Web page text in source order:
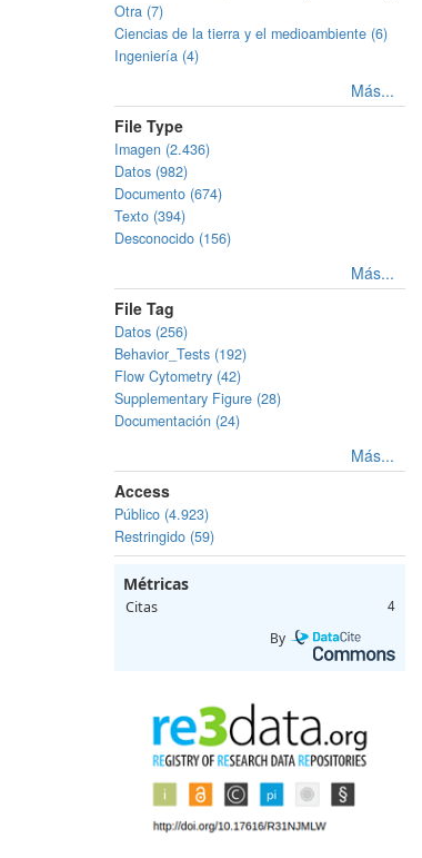
Otra (7)
Ciencias de la tierra y el medioambiente (6)
Ingeniería (4)
Más...
File Type
Imagen (2.436)
Datos (982)
Documento (674)
Texto (394)
Desconocido (156)
Más...
File Tag
Datos (256)
Behavior_Tests (192)
Flow Cytometry (42)
Supplementary Figure (28)
Documentación (24)
Más...
Access
Público (4.923)
Restringido (59)
Métricas
Citas 4
By